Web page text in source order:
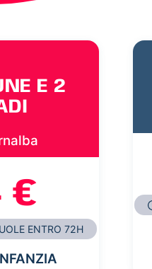
E 2
€
ENTRO 72H